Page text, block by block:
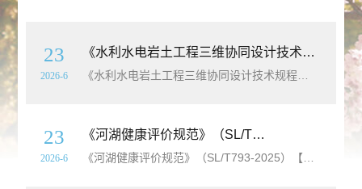
23
2026-6
《水利水电岩土工程三维协同设计技术规程》（SL/T858-2025）【全文附高清
23
2026-6
《河湖健康评价规范》（SL/T793-2025）【全文附高清